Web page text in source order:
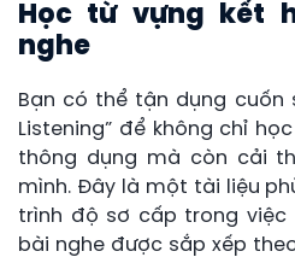
Học từ vựng kết
nghe
Bạn có thể tận dụng cuốn
Listening” để không chỉ
thông dụng mà còn cải
mình. Đây là một tài liệu
trình độ sơ cấp trong việc
bài nghe được sắp xếp